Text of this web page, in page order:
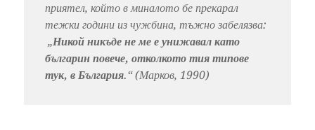
приятел, който в миналото бе прекарал
тежки години из чужбина, тъжно забелязва:
„Никой никъде не ме е унижавал като
българин повече, отколкото тия типове
тук, в България.“ (Марков, 1990)